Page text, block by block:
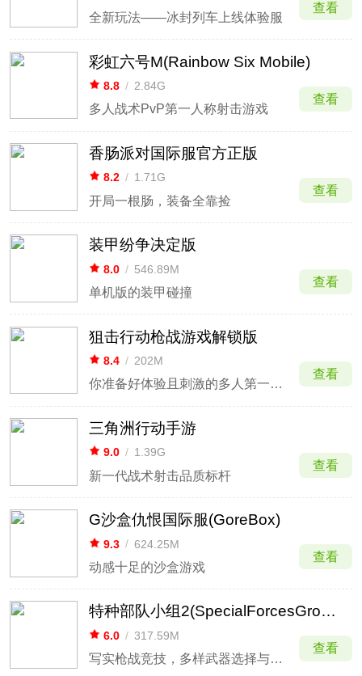
全新玩法——冰封列车上线体验服
查看
彩虹六号M(Rainbow Six Mobile)
8.8 / 2.84G
多人战术PvP第一人称射击游戏
查看
香肠派对国际服官方正版
8.2 / 1.71G
开局一根肠，装备全靠捡
查看
装甲纷争决定版
8.0 / 546.89M
单机版的装甲碰撞
查看
狙击行动枪战游戏解锁版
8.4 / 202M
你准备好体验且刺激的多人第一人称射击游戏了吗？
查看
三角洲行动手游
9.0 / 1.39G
新一代战术射击品质标杆
查看
G沙盒仇恨国际服(GoreBox)
9.3 / 624.25M
动感十足的沙盒游戏
查看
特种部队小组2(SpecialForcesGroup2)
6.0 / 317.59M
写实枪战竞技，多样武器选择与团队博弈。
查看